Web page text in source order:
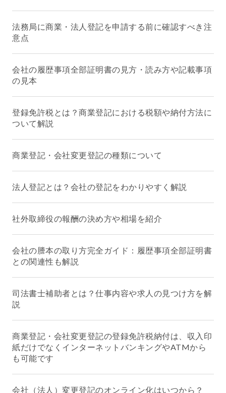
法務局に商業・法人登記を申請する前に確認すべき注
意点
会社の履歴事項全部証明書の見方・読み方や記載事項
の見本
登録免許税とは？商業登記における税額や納付方法に
ついて解説
商業登記・会社変更登記の種類について
法人登記とは？会社の登記をわかりやすく解説
社外取締役の報酬の決め方や相場を紹介
会社の謄本の取り方完全ガイド：履歴事項全部証明書
との関連性も解説
司法書士補助者とは？仕事内容や求人の見つけ方を解
説
商業登記・会社変更登記の登録免許税納付は、収入印
紙だけでなくインターネットバンキングやATMから
も可能です
会社（法人）変更登記のオンライン化はいつから？